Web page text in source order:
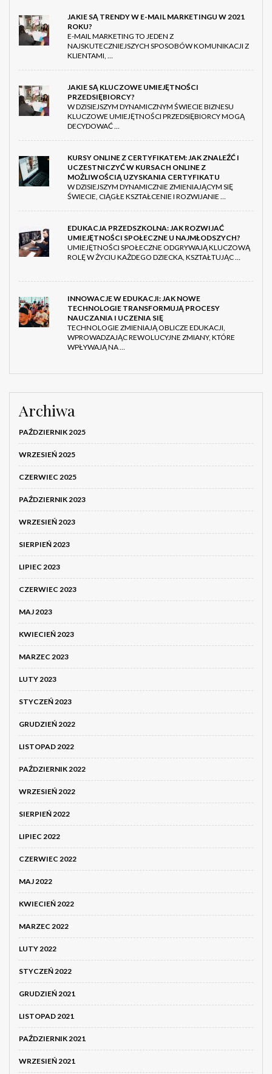
JAKIE SĄ TRENDY W E-MAIL MARKETINGU W 2021
ROKU?
E-MAIL MARKETING TO JEDEN Z
NAJSKUTECZNIEJSZYCH SPOSOBÓW KOMUNIKACJI Z
KLIENTAMI, …
JAKIE SĄ KLUCZOWE UMIEJĘTNOŚCI
PRZEDSIĘBIORCY?
W DZISIEJSZYM DYNAMICZNYM ŚWIECIE BIZNESU
KLUCZOWE UMIEJĘTNOŚCI PRZEDSIĘBIORCY MOGĄ
DECYDOWAĆ …
KURSY ONLINE Z CERTYFIKATEM: JAK ZNALEŹĆ I
UCZESTNICZYĆ W KURSACH ONLINE Z
MOŻLIWOŚCIĄ UZYSKANIA CERTYFIKATU
W DZISIEJSZYM DYNAMICZNIE ZMIENIAJĄCYM SIĘ
ŚWIECIE, CIĄGŁE KSZTAŁCENIE I ROZWIJANIE …
EDUKACJA PRZEDSZKOLNA: JAK ROZWIJAĆ
UMIEJĘTNOŚCI SPOŁECZNE U NAJMŁODSZYCH?
UMIEJĘTNOŚCI SPOŁECZNE ODGRYWAJĄ KLUCZOWĄ
ROLĘ W ŻYCIU KAŻDEGO DZIECKA, KSZTAŁTUJĄC …
INNOWACJE W EDUKACJI: JAK NOWE
TECHNOLOGIE TRANSFORMUJĄ PROCESY
NAUCZANIA I UCZENIA SIĘ
TECHNOLOGIE ZMIENIAJĄ OBLICZE EDUKACJI,
WPROWADZAJĄC REWOLUCYJNE ZMIANY, KTÓRE
WPŁYWAJĄ NA …
Archiwa
PAŹDZIERNIK 2025
WRZESIEŃ 2025
CZERWIEC 2025
PAŹDZIERNIK 2023
WRZESIEŃ 2023
SIERPIEŃ 2023
LIPIEC 2023
CZERWIEC 2023
MAJ 2023
KWIECIEŃ 2023
MARZEC 2023
LUTY 2023
STYCZEŃ 2023
GRUDZIEŃ 2022
LISTOPAD 2022
PAŹDZIERNIK 2022
WRZESIEŃ 2022
SIERPIEŃ 2022
LIPIEC 2022
CZERWIEC 2022
MAJ 2022
KWIECIEŃ 2022
MARZEC 2022
LUTY 2022
STYCZEŃ 2022
GRUDZIEŃ 2021
LISTOPAD 2021
PAŹDZIERNIK 2021
WRZESIEŃ 2021